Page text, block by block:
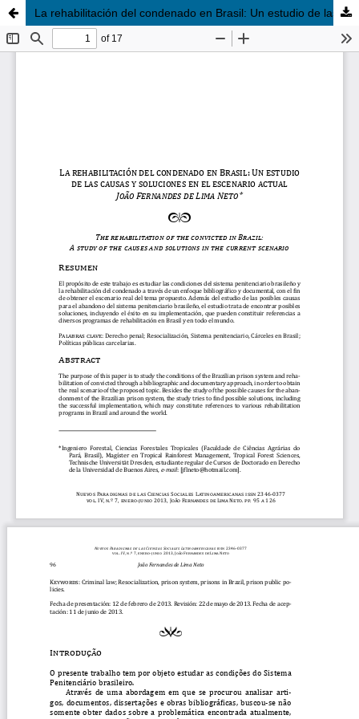
La rehabilitación del condenado en Brasil: Un estudio de las causas y soluciones en el escenario actual